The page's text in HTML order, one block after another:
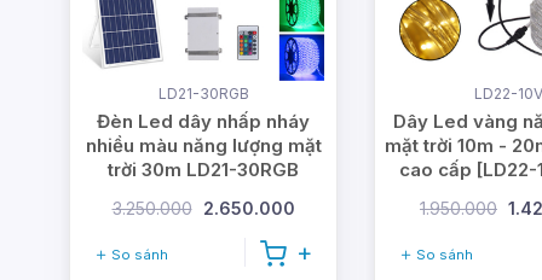
LD21-30RGB
Đèn Led dây nhấp nháy
nhiều màu năng lượng mặt
trời 30m LD21-30RGB
3.250.000 2.650.000
So sánh
LD22-10V
Dây Led vàng
mặt trời 10m -
cao cấp [LD22-
1.950.000
So sánh